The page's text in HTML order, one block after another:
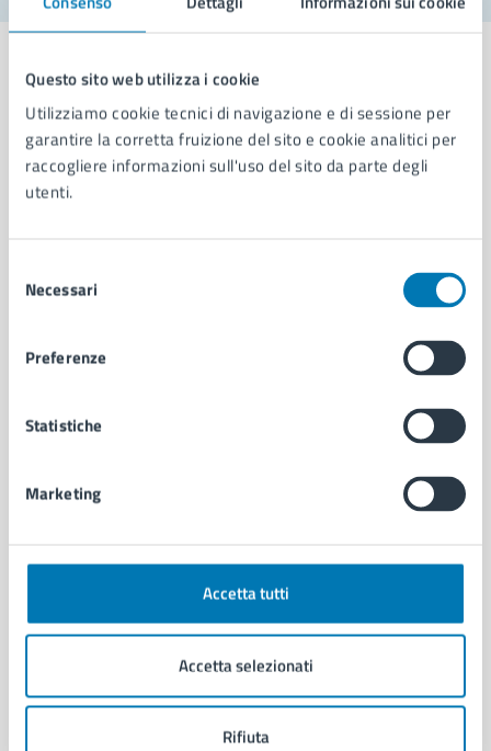
Questo sito web utilizza i cookie
Utilizziamo cookie tecnici di navigazione e di sessione per
garantire la corretta fruizione del sito e cookie analitici per
raccogliere informazioni sull'uso del sito da parte degli
utenti.
delNecessari
Preferenze
Statistiche
Marketing
Accetta tutti
Accetta selezionati
Rifiuta
Comune di Napoli
Municipalità
Enti e fondazioni
Documenti e dati
Ambiente
Cultura e tempo libero
Documenti e certificati
Educazione e formazione
Giustizia e sicurezza pubblica